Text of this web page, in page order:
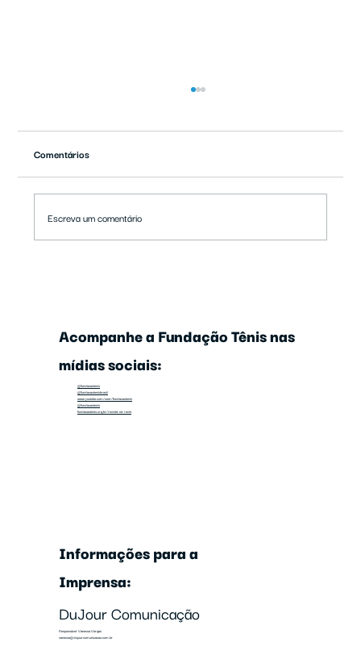
Comentários
Escreva um comentário
Acompanhe a Fundação Tênis nas
mídias sociais:
@fundacaotenis
@fundacaotenisbrasil
www.youtube.com/user/fundacaotenis
@fundacaotenis
fundacaotenis.org.br/revista-na-rede
Informações para a
Imprensa:
DuJour Comunicação
Responsável: Vanessa Vargas
vanessa@dujourcomunicacao.com.br